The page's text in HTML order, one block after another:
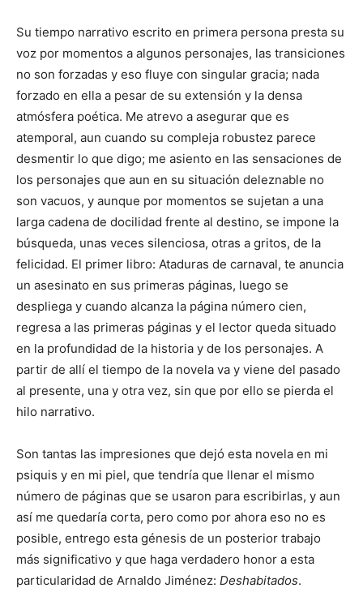
Su tiempo narrativo escrito en primera persona presta su
voz por momentos a algunos personajes, las transiciones
no son forzadas y eso fluye con singular gracia; nada
forzado en ella a pesar de su extensión y la densa
atmósfera poética. Me atrevo a asegurar que es
atemporal, aun cuando su compleja robustez parece
desmentir lo que digo; me asiento en las sensaciones de
los personajes que aun en su situación deleznable no
son vacuos, y aunque por momentos se sujetan a una
larga cadena de docilidad frente al destino, se impone la
búsqueda, unas veces silenciosa, otras a gritos, de la
felicidad. El primer libro: Ataduras de carnaval, te anuncia
un asesinato en sus primeras páginas, luego se
despliega y cuando alcanza la página número cien,
regresa a las primeras páginas y el lector queda situado
en la profundidad de la historia y de los personajes. A
partir de allí el tiempo de la novela va y viene del pasado
al presente, una y otra vez, sin que por ello se pierda el
hilo narrativo.
Son tantas las impresiones que dejó esta novela en mi
psiquis y en mi piel, que tendría que llenar el mismo
número de páginas que se usaron para escribirlas, y aun
así me quedaría corta, pero como por ahora eso no es
posible, entrego esta génesis de un posterior trabajo
más significativo y que haga verdadero honor a esta
particularidad de Arnaldo Jiménez: Deshabitados.